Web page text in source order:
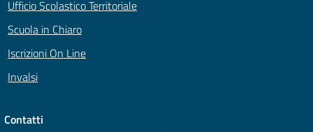
Ufficio Scolastico Territoriale
Scuola in Chiaro
Iscrizioni On Line
Invalsi
Contatti